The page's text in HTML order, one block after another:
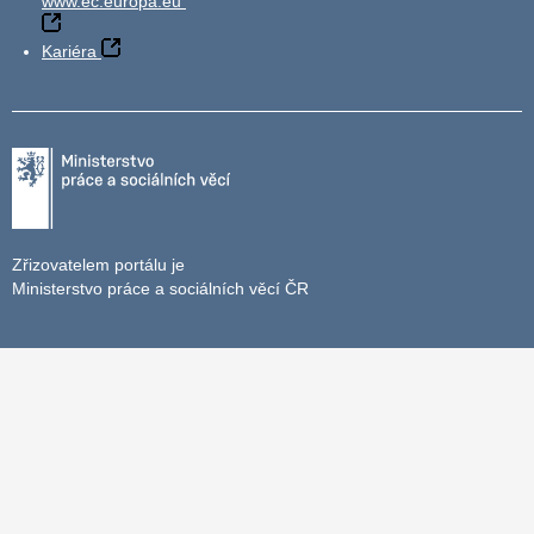
Kariéra
Zřizovatelem portálu je
Ministerstvo práce a sociálních věcí ČR